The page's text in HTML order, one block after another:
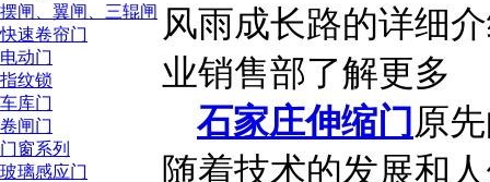
摆闸、翼闸、三辊闸
快速卷帘门
电动门
指纹锁
车库门
卷闸门
门窗系列
玻璃感应门
风雨成长路的详细
业销售部了解更多
石家庄伸缩门 原
随着技术的发展和